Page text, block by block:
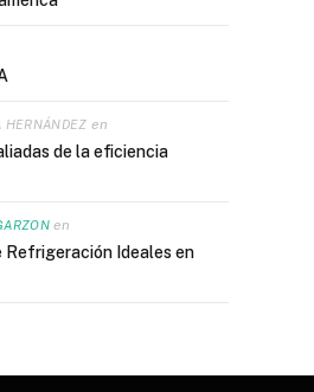
HERNÁNDEZ en
de la eficiencia
en
Refrigeración Ideales en